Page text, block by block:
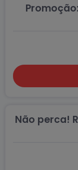
Não perca!